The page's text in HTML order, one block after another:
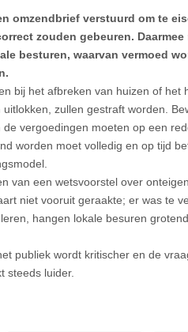
omzendbrief verstuurd om te
zouden gebeuren. Daarmee
besturen, waarvan vermoed
bij het afbreken van huizen of het
zullen gestraft worden.
vergoedingen moeten op een
worden moet volledig en op tijd
van een wetsvoorstel over
niet vooruit geraakte; er was te
hangen lokale besuren
publiek wordt kritischer en de
steeds luider.